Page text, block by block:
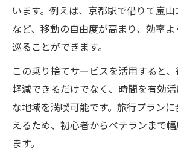
います。例えば、京都駅で借りて嵐
など、移動の自由度が高まり、効率
巡ることができます。
この乗り捨てサービスを活用すると
軽減できるだけでなく、時間を有効
な地域を満喫可能です。旅行プラン
えるため、初心者からベテランまで
ます。